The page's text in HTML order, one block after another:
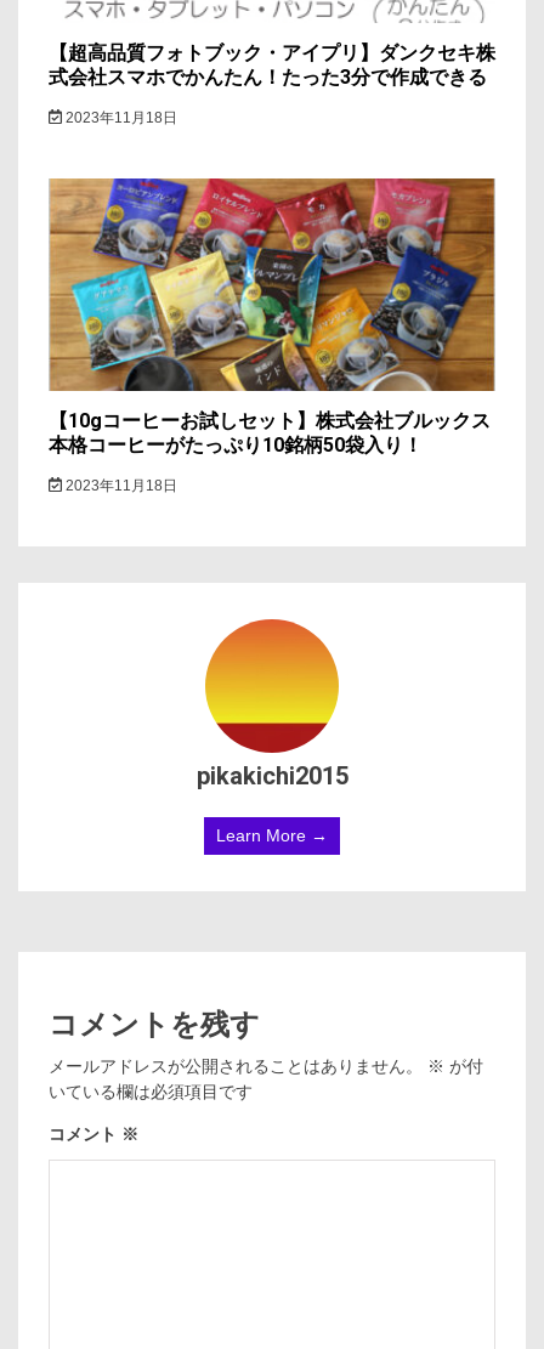
【超高品質フォトブック・アイプリ】ダンクセキ株
式会社スマホでかんたん！たった3分で作成できる
2023年11月18日
【10gコーヒーお試しセット】株式会社ブルックス
本格コーヒーがたっぷり10銘柄50袋入り！
2023年11月18日
pikakichi2015
Learn More →
コメントを残す
メールアドレスが公開されることはありません。 ※ が付
いている欄は必須項目です
コメント ※